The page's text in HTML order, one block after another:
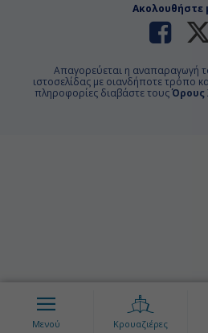
Ακολουθήστε
Απαγορεύεται η αναπαραγωγή
ιστοσελίδας με οιανδήποτε τρόπο
πληροφορίες διαβάστε τουςΌρους
Μενού Κρουαζιέρες